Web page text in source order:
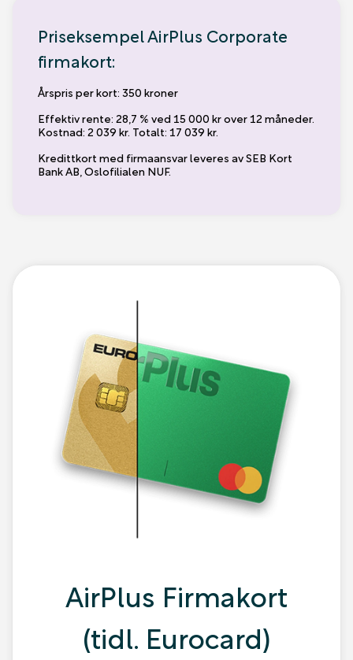
Priseksempel AirPlus Corporate
firmakort:
Årspris per kort: 350 kroner
Effektiv rente: 28,7 % ved 15 000 kr over 12 måneder.
Kostnad: 2 039 kr. Totalt: 17 039 kr.
Kredittkort med firmaansvar leveres av SEB Kort
Bank AB, Oslofilialen NUF.
AirPlus Firmakort
(tidl. Eurocard)